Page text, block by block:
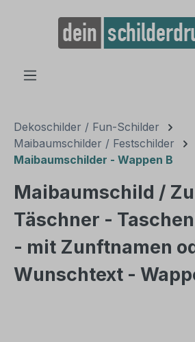
springen
Dekoschilder / Fun-Schilder
Maibaumschilder / Festschilder
Maibaumschilder - Wappen B
Maibaumschild /
Täschner -
- mit Zunftnamen
Wunschtext -